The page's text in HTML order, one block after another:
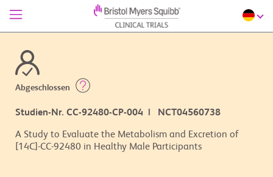
Abgeschlossen
Studien-Nr. CC-92480-CP-004 | NCT04560738
A Study to Evaluate the Metabolism and Excretion of
[14C]-CC-92480 in Healthy Male Participants